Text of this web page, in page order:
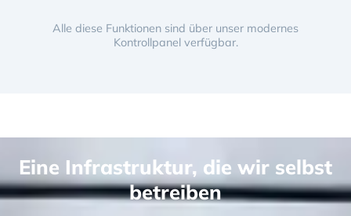
Alle diese Funktionen sind über unser modernes
Kontrollpanel verfügbar.
Eine Infrastruktur, die wir selbst
betreiben